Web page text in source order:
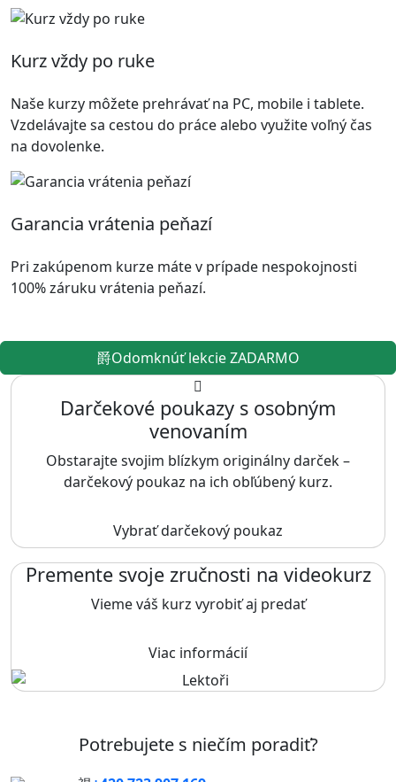
Kurz vždy po ruke
Naše kurzy môžete prehrávať na PC, mobile i tablete.
Vzdelávajte sa cestou do práce alebo využite voľný čas
na dovolenke.
Garancia vrátenia peňazí
Pri zakúpenom kurze máte v prípade nespokojnosti
100% záruku vrátenia peňazí.
Odomknúť lekcie ZADARMO
Darčekové poukazy s osobným
venovaním
Obstarajte svojim blízkym originálny darček –
darčekový poukaz na ich obľúbený kurz.
Vybrať darčekový poukaz
Premente svoje zručnosti na videokurz
Vieme váš kurz vyrobiť aj predať
Viac informácií
Potrebujete s niečím poradiť?